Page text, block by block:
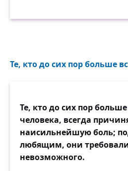
Те, кто до сих пор больше
Те, кто до сих пор
человека, всегда
наисильнейшую боль;
любящим, они
невозможного.